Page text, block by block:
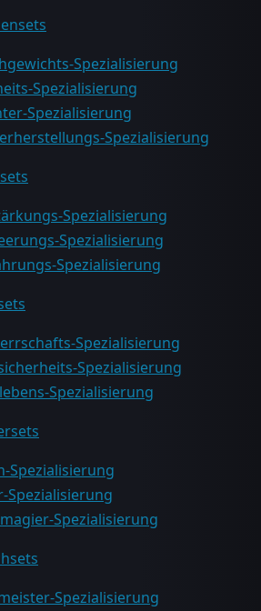
Spezialisierung
Spezialisierung
Spezialisierung
Spezialisierung
Spezialisierung
Spezialisierung
Spezialisierung
Spezialisierung
Spezialisierung
Spezialisierung
Spezialisierung
Spezialisierung
Spezialisierung
Spezialisierung